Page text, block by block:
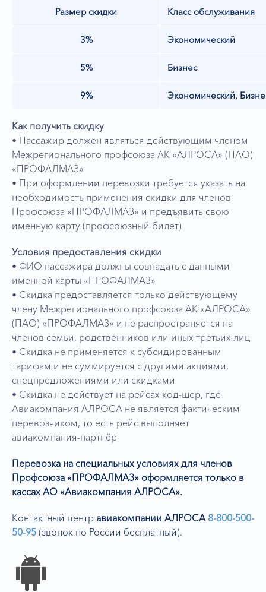
Размер скидки Класс обслуживания
3% Экономический
5% Бизнес
9% Экономический,
Как получить скидку
• Пассажир должен являться действующим членом
Межрегионального профсоюза АК «АЛРОСА» (ПАО)
«ПРОФАЛМАЗ»
• При оформлении перевозки требуется указать на
необходимость применения скидки для членов
Профсоюза «ПРОФАЛМАЗ» и предъявить свою
именную карту (профсоюзный билет)
Условия предоставления скидки
• ФИО пассажира должны совпадать с данными
именной карты «ПРОФАЛМАЗ»
• Скидка предоставляется только действующему
члену Межрегионального профсоюза АК «АЛРОСА»
(ПАО) «ПРОФАЛМАЗ» и не распространяется на
членов семьи, родственников или иных третьих лиц
• Скидка не применяется к субсидированным
тарифам и не суммируется с другими акциями,
спецпредложениями или скидками
• Скидка не действует на рейсах код-шер, где
Авиакомпания АЛРОСА не является фактическим
перевозчиком, то есть рейс выполняет
авиакомпания-партнёр
Перевозка на специальных условиях для членов
Профсоюза «ПРОФАЛМАЗ» оформляется только в
кассах АО «Авиакомпания АЛРОСА».
Контактный центр авиакомпании АЛРОСА 8-800-500-
50-95 (звонок по России бесплатный).